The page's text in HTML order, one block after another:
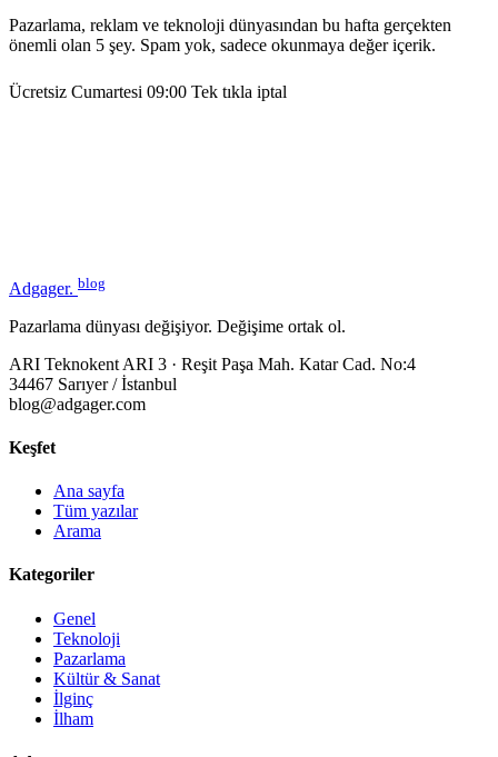
Pazarlama, reklam ve teknoloji dünyasından bu hafta gerçekten
önemli olan 5 şey. Spam yok, sadece okunmaya değer içerik.
Ücretsiz Cumartesi 09:00 Tek tıkla iptal
Adgager. blog
Pazarlama dünyası değişiyor. Değişime ortak ol.
ARI Teknokent ARI 3 · Reşit Paşa Mah. Katar Cad. No:4
34467 Sarıyer / İstanbul
blog@adgager.com
Keşfet
Ana sayfa
Tüm yazılar
Arama
Kategoriler
Genel
Teknoloji
Pazarlama
Kültür & Sanat
İlginç
İlham